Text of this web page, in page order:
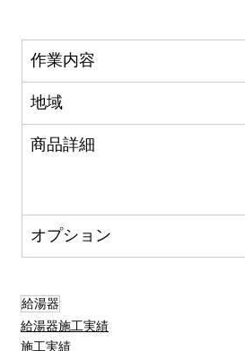
作業内容
地域
商品詳細
オプション
給湯器
給湯器施工実績
施工実績